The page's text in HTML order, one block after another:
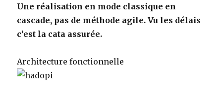
Une réalisation en mode classique en
cascade, pas de méthode agile. Vu les délais
c’est la cata assurée.
Architecture fonctionnelle